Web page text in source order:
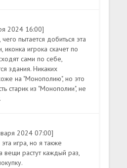
2024 16:00]
пытается добиться эта
иконка игрока скачет по
сами по себе,
здания. Никаких
на "Монополию", но это
старик из "Монополии", не
2024 07:00]
игра, но я также
вещи растут каждый раз,